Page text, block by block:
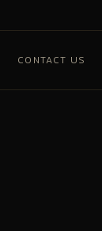
CONTACT US